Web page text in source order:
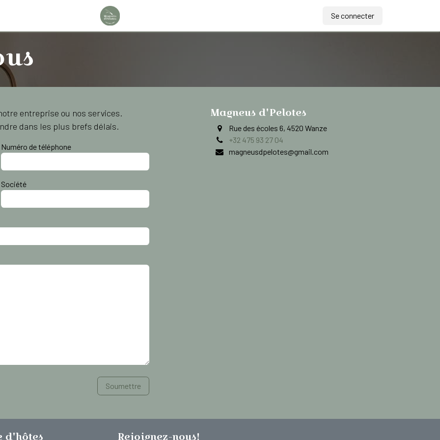
Se connecter
entreprise ou nos services.
dans les plus brefs délais.
Numéro de téléphone
Société
Soumettre
Magneus d'Pelotes
Rue des écoles 6, 4520 Wanze
+32 475 93 27 04
magneusdpelotes@gmail.com
d'hôtes Rejoignez-nous!